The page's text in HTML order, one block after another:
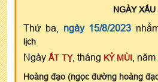
NGÀYXẤU
Thứ ba, ngày 15/8/2023
lịch
Ngày ẤT TỴ, tháng KỶ MÙI , năm
Hoàng đạo (ngọc đường hoàng